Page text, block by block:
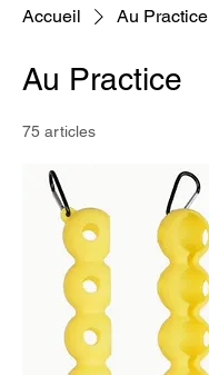
Accueil Au Practice
Au Practice
75 articles